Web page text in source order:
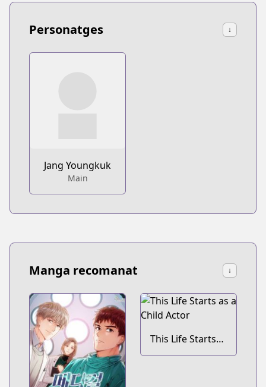
Personatges ↓
Jang Youngkuk
Main
Manga recomanat ↓
This Life Starts
as a Child Actor